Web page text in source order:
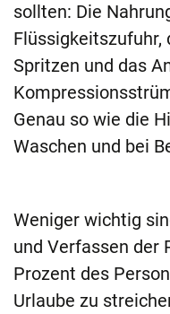
sollten: Die
Flüssigkeitszufuhr,
Spritzen und das
Genau so wie die
Waschen und bei
Weniger wichtig
und Verfassen der
Prozent des
Urlaube zu